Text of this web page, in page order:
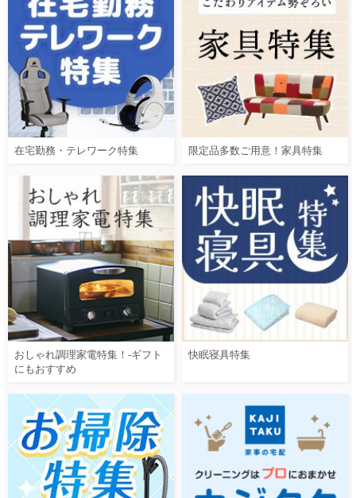
在宅勤務・テレワーク特集 限定品多数ご用意！家具特集
おしゃれ調理家電特集！-ギフト
にもおすすめ
快眠寝具特集